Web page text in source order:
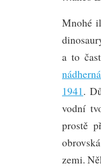
Mnohé
a to
1941.
vodní
prostě
zemi.